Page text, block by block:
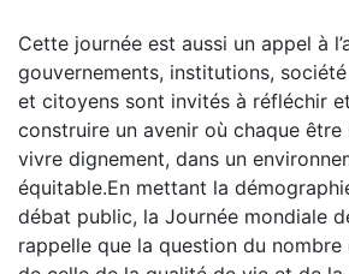
Cette journée est aussi un appel à
gouvernements, institutions,
et citoyens sont invités à réfléchir
construire un avenir où chaque être
vivre dignement, dans un
équitable.En mettant la
débat public, la Journée mondiale
rappelle que la question du